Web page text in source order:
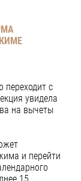
переходит с
увидела
на вычеты
и перейти